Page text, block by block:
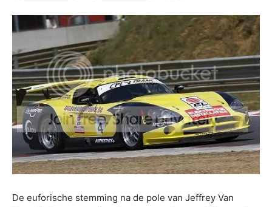
De euforische stemming na de pole van Jeffrey Van